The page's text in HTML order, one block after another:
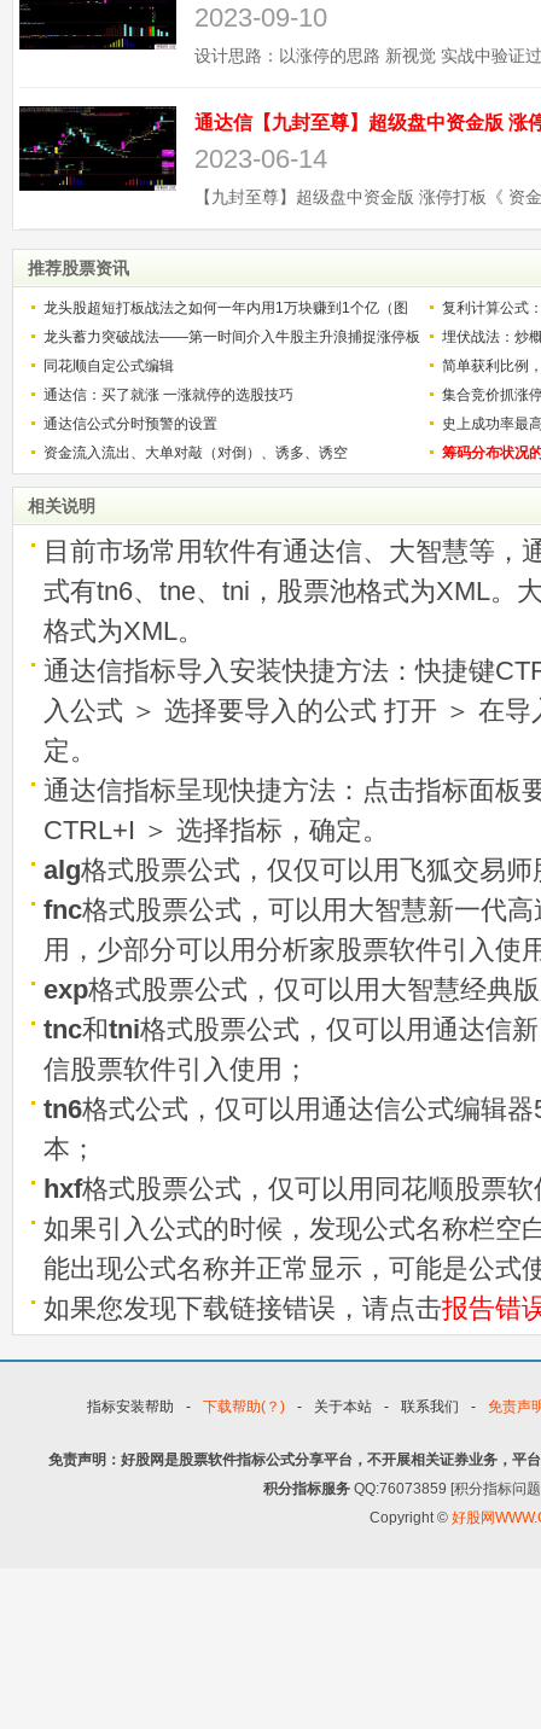
2023-09-10
2023-06-14
推荐股票资讯
龙头股超短打板战法之如何一年内用1万块赚到1个亿（图
解）
复利计算公式
少？
龙头蓄力突破战法——第一时间介入牛股主升浪捕捉涨停板
的技巧（图解）
埋伏战法：炒
同花顺自定公式编辑
简单获利比例
用
通达信：买了就涨 一涨就停的选股技巧
集合竞价抓涨
通达信公式分时预警的设置
史上成功率最
称选股法宝！
资金流入流出、大单对敲（对倒）、诱多、诱空 筹码分布状况
相关说明
目前市场常用软件有通达信、大智慧等，
式有tn6、tne、tni，股票池格式为XML。
格式为XML。
通达信指标导入安装快捷方法：快捷键
入公式 ＞ 选择要导入的公式 打开 ＞ 在
定。
通达信指标呈现快捷方法：点击指标面板
CTRL+I ＞ 选择指标，确定。
alg格式股票公式，仅仅可以用飞狐交易
fnc格式股票公式，可以用大智慧新一代
用，少部分可以用分析家股票软件引入使
exp格式股票公式，仅可以用大智慧经典
tnc和tni格式股票公式，仅可以用通达信
信股票软件引入使用；
tn6格式公式，仅可以用通达信公式编辑
本；
hxf格式股票公式，仅可以用同花顺股票
如果引入公式的时候，发现公式名称栏空
能出现公式名称并正常显示，可能是公式
如果您发现下载链接错误，请点击报告错
指标安装帮助 - 下载帮助(？) - 关于本站 - 联系我们 - 免责声
免责声明：好股网是股票软件指标公式分享平台，不开展相关证券业务，平
积分指标服务 QQ:76073859 [积分指标问
Copyright © 好股网